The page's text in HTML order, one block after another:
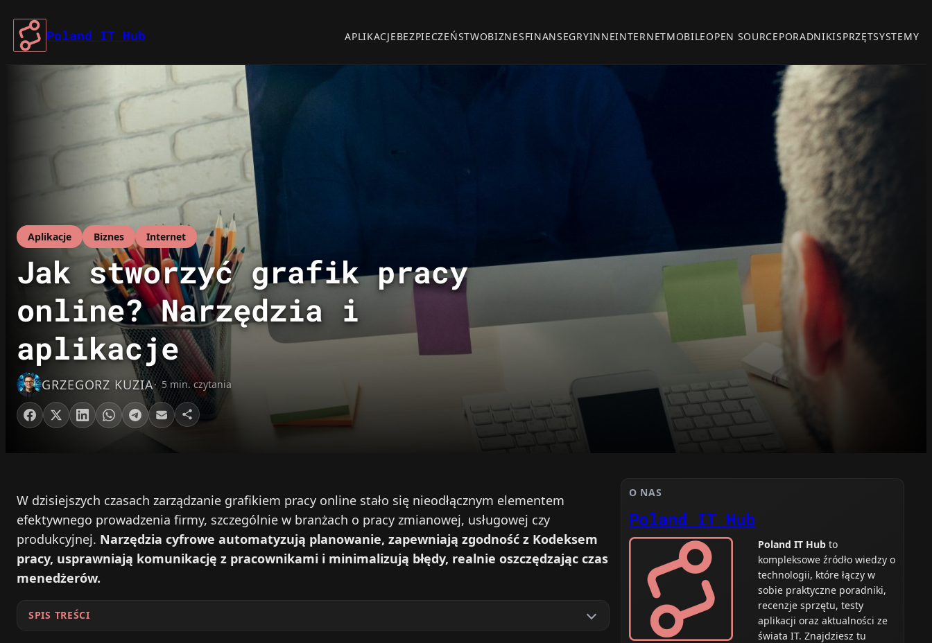
Przejdź
do
treści
Poland IT Hub APLIKACJEBEZPIECZEŃSTWOBIZNESFINANSEGRYINNEINTERNETMOBILEOPEN SOURCEPORADNIKISPRZĘTSYSTEMY
Aplikacje Biznes Internet
Jak stworzyć grafik pracy
online? Narzędzia i
aplikacje
GRZEGORZ KUZIA 5 min. czytania
W dzisiejszych czasach zarządzanie grafikiem pracy online stało się nieodłącznym elementem
efektywnego prowadzenia firmy, szczególnie w branżach o pracy zmianowej, usługowej czy
produkcyjnej. Narzędzia cyfrowe automatyzują planowanie, zapewniają zgodność z Kodeksem
pracy, usprawniają komunikację z pracownikami i minimalizują błędy, realnie oszczędzając czas
menedżerów.
SPIS TREŚCI
O NAS
Poland IT Hub
Poland IT Hub to
kompleksowe źródło wiedzy o
technologii, które łączy w
sobie praktyczne poradniki,
recenzje sprzętu, testy
aplikacji oraz aktualności ze
świata IT. Znajdziesz tu